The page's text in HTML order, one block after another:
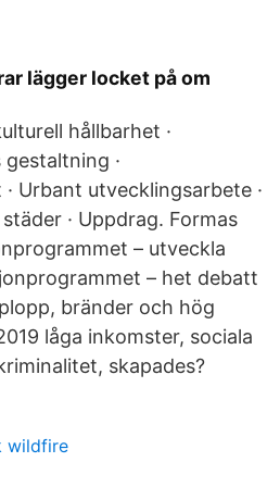
lägger locket på om
hållbarhet ·
·
Urbant utvecklingsarbete ·
· Uppdrag. Formas
– utveckla
– het debatt
bränder och hög
låga inkomster, sociala
skapades?
wildfire